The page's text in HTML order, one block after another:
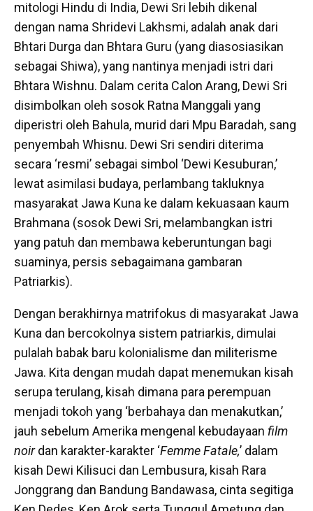
mitologi Hindu di India, Dewi Sri lebih dikenal
dengan nama Shridevi Lakhsmi, adalah anak dari
Bhtari Durga dan Bhtara Guru (yang diasosiasikan
sebagai Shiwa), yang nantinya menjadi istri dari
Bhtara Wishnu. Dalam cerita Calon Arang, Dewi Sri
disimbolkan oleh sosok Ratna Manggali yang
diperistri oleh Bahula, murid dari Mpu Baradah, sang
penyembah Whisnu. Dewi Sri sendiri diterima
secara ‘resmi’ sebagai simbol ‘Dewi Kesuburan,’
lewat asimilasi budaya, perlambang takluknya
masyarakat Jawa Kuna ke dalam kekuasaan kaum
Brahmana (sosok Dewi Sri, melambangkan istri
yang patuh dan membawa keberuntungan bagi
suaminya, persis sebagaimana gambaran
Patriarkis).
Dengan berakhirnya matrifokus di masyarakat Jawa
Kuna dan bercokolnya sistem patriarkis, dimulai
pulalah babak baru kolonialisme dan militerisme
Jawa. Kita dengan mudah dapat menemukan kisah
serupa terulang, kisah dimana para perempuan
menjadi tokoh yang ‘berbahaya dan menakutkan,’
jauh sebelum Amerika mengenal kebudayaan film
noirdan karakter-karakter ‘Femme Fatale,’ dalam
kisah Dewi Kilisuci dan Lembusura, kisah Rara
Jonggrang dan Bandung Bandawasa, cinta segitiga